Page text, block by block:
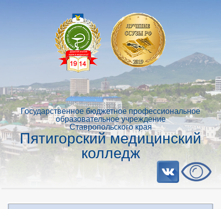
Государственное бюджетное профессиональное
образовательное учреждение
Ставропольского края
Пятигорский медицинский
колледж